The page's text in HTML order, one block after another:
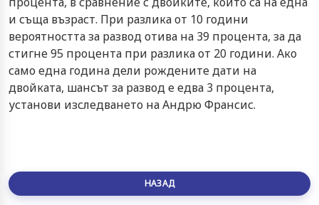
и съща възраст. При разлика от 10 години
вероятността за развод отива на 39 процента, за да
стигне 95 процента при разлика от 20 години. Ако
само една година дели рождените дати на
двойката, шансът за развод е едва 3 процента,
установи изследването на Андрю Франсис.
НАЗАД